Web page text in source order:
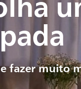
fazer muito